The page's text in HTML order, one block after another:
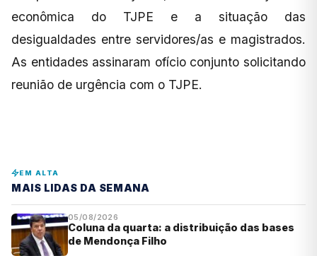
econômica do TJPE e a situação das
desigualdades entre servidores/as e magistrados.
As entidades assinaram ofício conjunto solicitando
reunião de urgência com o TJPE.
EM ALTA
MAIS LIDAS DA SEMANA
05/08/2026
Coluna da quarta: a distribuição das bases
de Mendonça Filho